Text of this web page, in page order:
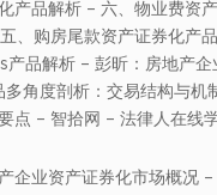
产品解析 – 六、物业费资
、购房尾款资产证券化产
产品解析 – 彭昕：房地产企
多角度剖析：交易结构与机
点 – 智拾网 – 法律人在线
企业资产证券化市场概况